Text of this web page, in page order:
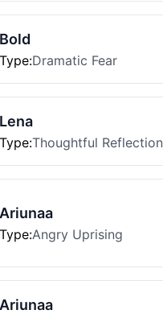
Bold
Type:Dramatic Fear
Lena
Type:Thoughtful Reflection
Ariunaa
Type:Angry Uprising
Ariunaa